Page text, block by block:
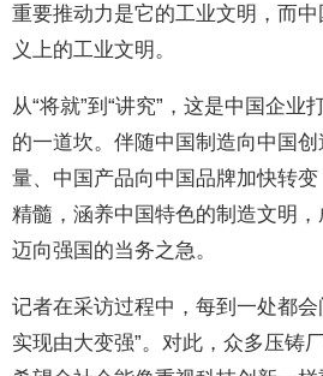
重要推动力是它的工业文明，而
义上的工业文明。
从“将就”到“讲究”，这是中国企业
的一道坎。伴随中国制造向中国
量、中国产品向中国品牌加快转
精髓，涵养中国特色的制造文明
迈向强国的当务之急。
记者在采访过程中，每到一处都
实现由大变强”。对此，众多压铸